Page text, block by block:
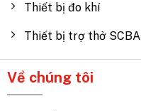
Thiết bị đo khí
Thiết bị trợ thở SCBA
Về chúng tôi